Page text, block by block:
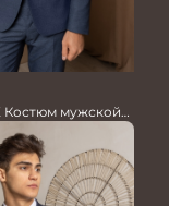
Костюм мужской